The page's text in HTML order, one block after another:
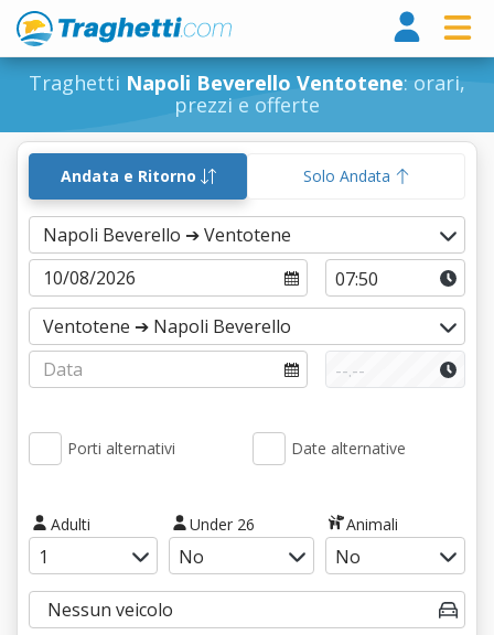
Traghetti Napoli Beverello Ventotene: orari,
prezzi e offerte
Andata e Ritorno Solo Andata
Porti alternativi Date alternative
Adulti Under 26 Animali